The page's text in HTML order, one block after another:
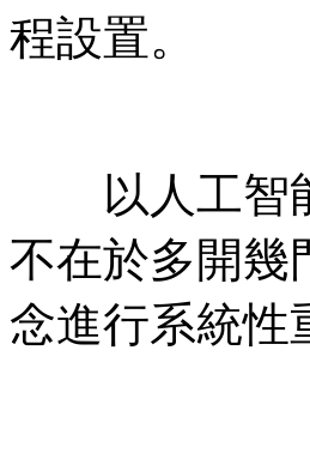
程設置。
以人工智能
不在於多開幾
念進行系統性